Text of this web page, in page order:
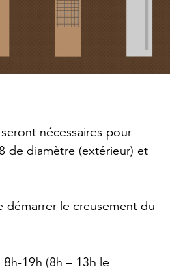
nécessaires pour
de diamètre (extérieur) et
démarrer le creusement du
8h-19h (8h – 13h le